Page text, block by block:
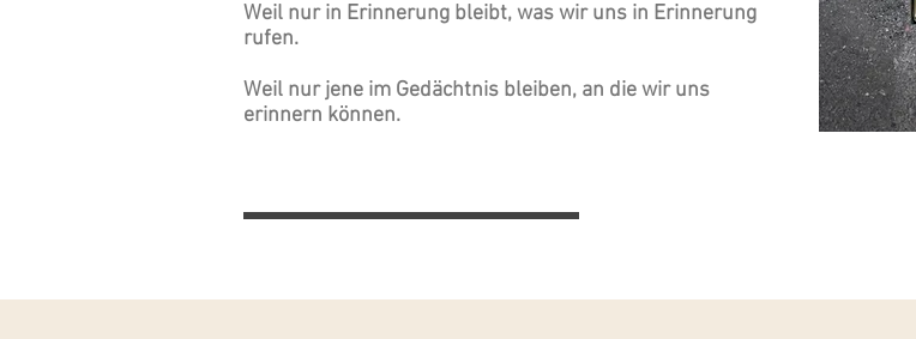
Weil nur in Erinnerung bleibt, was wir uns in Erinnerung
rufen.
Weil nur jene im Gedächtnis bleiben, an die wir uns
erinnern können.